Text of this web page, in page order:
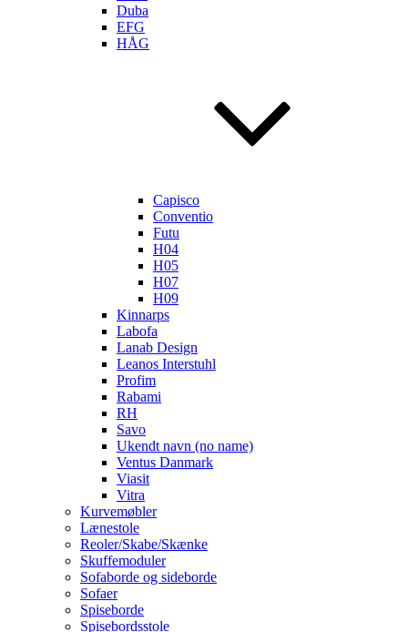
Duba
EFG
HÅG
Capisco
Conventio
Futu
H04
H05
H07
H09
Kinnarps
Labofa
Lanab Design
Leanos Interstuhl
Profim
Rabami
RH
Savo
Ukendt navn (no name)
Ventus Danmark
Viasit
Vitra
Kurvemøbler
Lænestole
Reoler/Skabe/Skænke
Skuffemoduler
Sofaborde og sideborde
Sofaer
Spiseborde
Spisebordsstole